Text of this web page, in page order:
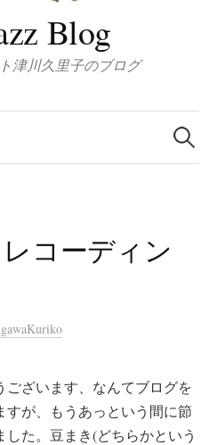
Blog
津川久里子のブログ
検
索:
コーディン
ざいます、なんてブログを
が、もうあっという間に節
た。豆まき(どちらかという